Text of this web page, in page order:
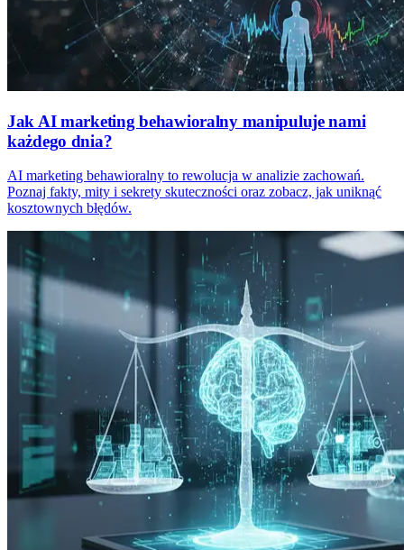
Jak AI marketing behawioralny manipuluje nami
każdego dnia?
AI marketing behawioralny to rewolucja w analizie zachowań.
Poznaj fakty, mity i sekrety skuteczności oraz zobacz, jak uniknąć
kosztownych błędów.